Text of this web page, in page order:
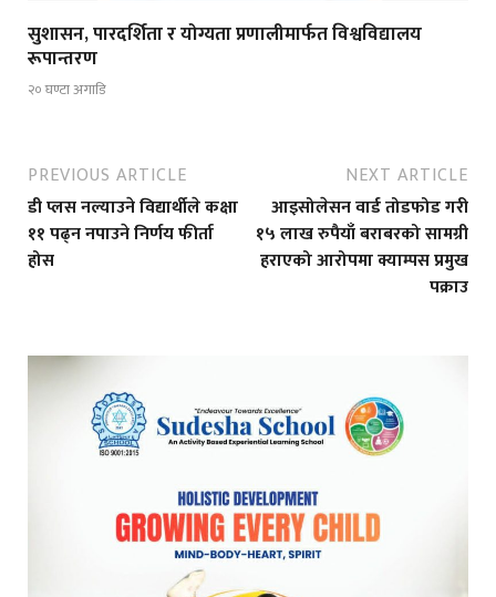
सुशासन, पारदर्शिता र योग्यता प्रणालीमार्फत विश्वविद्यालय
रूपान्तरण
२० घण्टा अगाडि
PREVIOUS ARTICLE
डी प्लस नल्याउने विद्यार्थीले कक्षा
११ पढ्न नपाउने निर्णय फीर्ता
होस
NEXT ARTICLE
आइसोलेसन वार्ड तोडफोड गरी
१५ लाख रुपैयाँ बराबरको सामग्री
हराएको आरोपमा क्याम्पस प्रमुख
पक्राउ